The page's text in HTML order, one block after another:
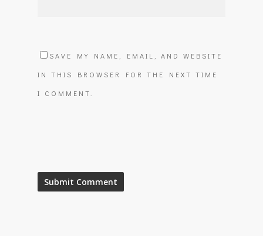
SAVE MY NAME, EMAIL, AND WEBSITE
IN THIS BROWSER FOR THE NEXT TIME
I COMMENT.